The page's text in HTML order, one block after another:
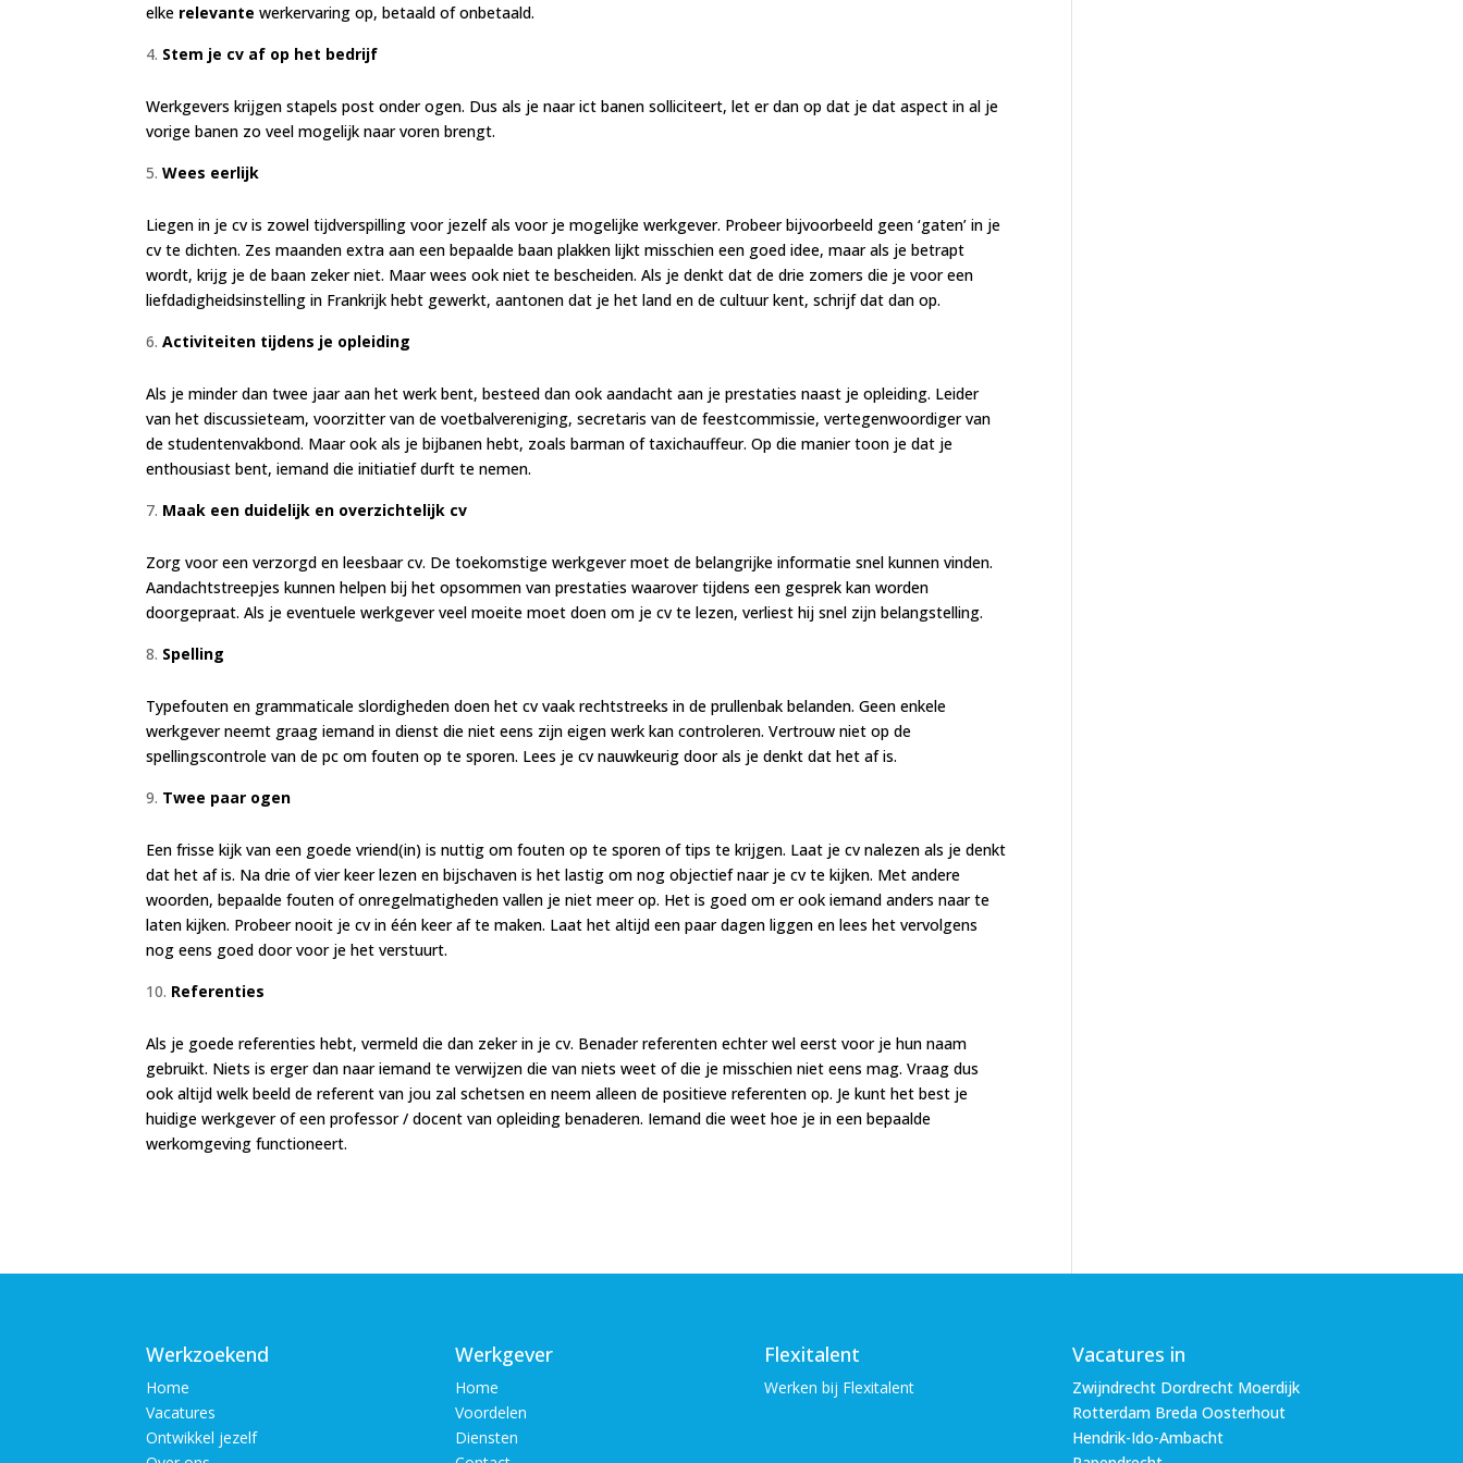
elke relevante werkervaring op, betaald of onbetaald.
Stem je cv af op het bedrijf
Werkgevers krijgen stapels post onder ogen. Dus als je naar ict banen solliciteert, let er dan op dat je dat aspect in al je
vorige banen zo veel mogelijk naar voren brengt.
Wees eerlijk
Liegen in je cv is zowel tijdverspilling voor jezelf als voor je mogelijke werkgever. Probeer bijvoorbeeld geen ‘gaten’ in je
cv te dichten. Zes maanden extra aan een bepaalde baan plakken lijkt misschien een goed idee, maar als je betrapt
wordt, krijg je de baan zeker niet. Maar wees ook niet te bescheiden. Als je denkt dat de drie zomers die je voor een
liefdadigheidsinstelling in Frankrijk hebt gewerkt, aantonen dat je het land en de cultuur kent, schrijf dat dan op.
Activiteiten tijdens je opleiding
Als je minder dan twee jaar aan het werk bent, besteed dan ook aandacht aan je prestaties naast je opleiding. Leider
van het discussieteam, voorzitter van de voetbalvereniging, secretaris van de feestcommissie, vertegenwoordiger van
de studentenvakbond. Maar ook als je bijbanen hebt, zoals barman of taxichauffeur. Op die manier toon je dat je
enthousiast bent, iemand die initiatief durft te nemen.
Maak een duidelijk en overzichtelijk cv
Zorg voor een verzorgd en leesbaar cv. De toekomstige werkgever moet de belangrijke informatie snel kunnen vinden.
Aandachtstreepjes kunnen helpen bij het opsommen van prestaties waarover tijdens een gesprek kan worden
doorgepraat. Als je eventuele werkgever veel moeite moet doen om je cv te lezen, verliest hij snel zijn belangstelling.
Spelling
Typefouten en grammaticale slordigheden doen het cv vaak rechtstreeks in de prullenbak belanden. Geen enkele
werkgever neemt graag iemand in dienst die niet eens zijn eigen werk kan controleren. Vertrouw niet op de
spellingscontrole van de pc om fouten op te sporen. Lees je cv nauwkeurig door als je denkt dat het af is.
Twee paar ogen
Een frisse kijk van een goede vriend(in) is nuttig om fouten op te sporen of tips te krijgen. Laat je cv nalezen als je denkt
dat het af is. Na drie of vier keer lezen en bijschaven is het lastig om nog objectief naar je cv te kijken. Met andere
woorden, bepaalde fouten of onregelmatigheden vallen je niet meer op. Het is goed om er ook iemand anders naar te
laten kijken. Probeer nooit je cv in één keer af te maken. Laat het altijd een paar dagen liggen en lees het vervolgens
nog eens goed door voor je het verstuurt.
Referenties
Als je goede referenties hebt, vermeld die dan zeker in je cv. Benader referenten echter wel eerst voor je hun naam
gebruikt. Niets is erger dan naar iemand te verwijzen die van niets weet of die je misschien niet eens mag. Vraag dus
ook altijd welk beeld de referent van jou zal schetsen en neem alleen de positieve referenten op. Je kunt het best je
huidige werkgever of een professor / docent van opleiding benaderen. Iemand die weet hoe je in een bepaalde
werkomgeving functioneert.
Werkzoekend
Home
Vacatures
Ontwikkel jezelf
Werkgever
Home
Voordelen
Diensten
Flexitalent
Werken bij Flexitalent
Vacatures in
Zwijndrecht Dordrecht Moerdijk
Rotterdam Breda Oosterhout
Hendrik-Ido-Ambacht